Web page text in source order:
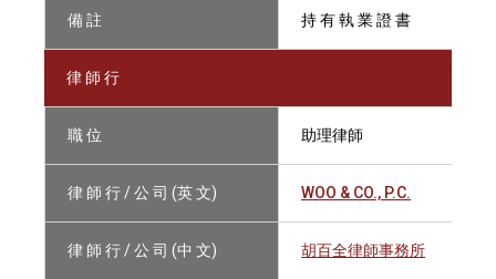
備 註 持 有 執 業 證 書
律 師 行
職 位 助理律師
律 師 行 / 公 司 (英 文) WOO & CO., P.C.
律 師 行 / 公 司 (中 文) 胡百全律師事務所